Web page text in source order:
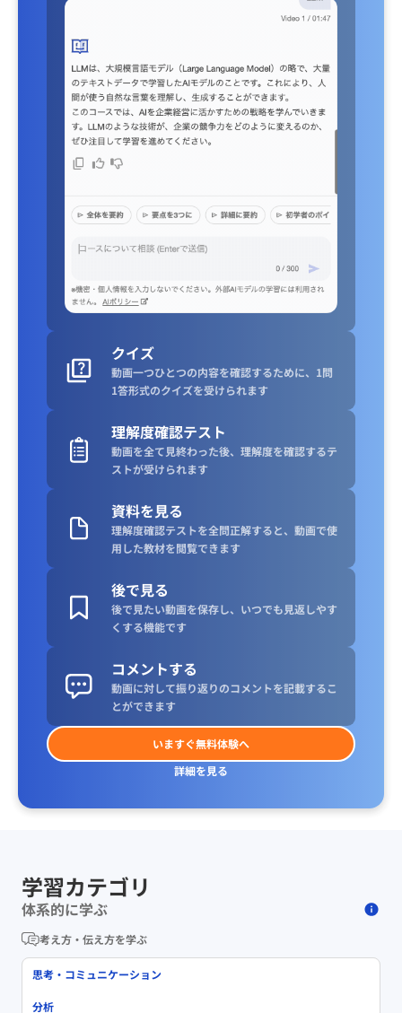
クイズ
動画一つひとつの内容を確認するために、1問
1答形式のクイズを受けられます
理解度確認テスト
動画を全て見終わった後、理解度を確認するテ
ストが受けられます
資料を見る
理解度確認テストを全問正解すると、動画で使
用した教材を閲覧できます
後で見る
後で見たい動画を保存し、いつでも見返しやす
くする機能です
コメントする
動画に対して振り返りのコメントを記載するこ
とができます
いますぐ無料体験へ
詳細を見る
学習カテゴリ
体系的に学ぶ
考え方・伝え方を学ぶ
思考・コミュニケーション
分析